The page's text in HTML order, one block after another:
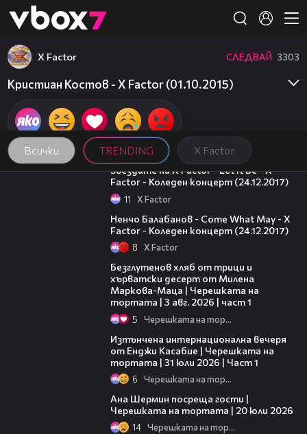
👾
Всички TRENDING X Factor
X Factor СЛЕДВАЙ 3303
Кристиан Костов - X Factor (01.10.2015)
03:36
Звездите на X Factor - Let It Be - X
Factor - Коледен концерт (24.12.2017)
11 X Factor
Ненчо Балабанов - Come What May - X
Factor - Коледен концерт (24.12.2017)
8 X Factor
Безглутенов хляб от трици и
хърватски десерт от Милена
Маркова-Маца | Черешката на
тортата | 3 авг. 2026 | част 1
5 Черешката на тортата
Изтънчена интернационална вечеря
от Енджи Касабие | Черешката на
тортата | 31 юли 2026 | Част 1
6 Черешката на тортата
Ана Шермин посреща гости |
Черешката на тортата | 20 юли 2026
14 Черешката на тортата